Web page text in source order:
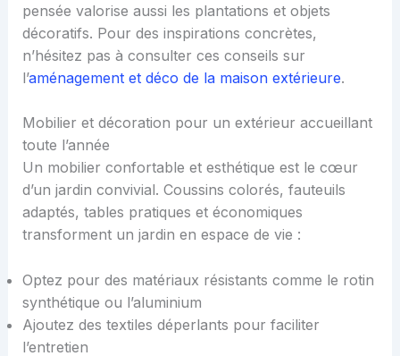
pensée valorise aussi les plantations et objets
décoratifs. Pour des inspirations concrètes,
n’hésitez pas à consulter ces conseils sur
l’aménagement et déco de la maison extérieure.
Mobilier et décoration pour un extérieur accueillant
toute l’année
Un mobilier confortable et esthétique est le cœur
d’un jardin convivial. Coussins colorés, fauteuils
adaptés, tables pratiques et économiques
transforment un jardin en espace de vie :
Optez pour des matériaux résistants comme le rotin
synthétique ou l’aluminium
Ajoutez des textiles déperlants pour faciliter
l’entretien